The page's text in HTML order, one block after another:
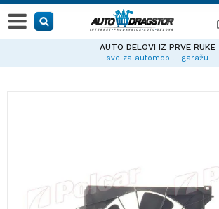
AUTO DELOVI IZ PRVE RUKE
sve za automobil i garažu